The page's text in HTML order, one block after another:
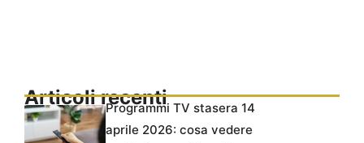
Articoli recentiProgrammi TV stasera 14
aprile 2026: cosa vedere